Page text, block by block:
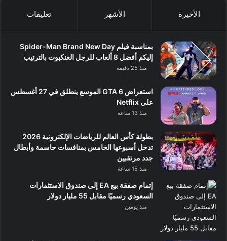
الأخيرة الأشهر تعليقات
بمناسبة فيلم Spider-Man Brand New Day
إليكم أفضل 8 ألعاب للرجل العنكبوت بالترتيب
منذ 25 دقيقة
استعراض GTA 6 الموسع ينطلق في 27 أغسطس
على Netflix
منذ 13 ساعة
بطولة كأس العالم للرياضات الإلكترونية 2026
تدخل أسبوعها الخامس بمنافسات حاسمة وأبطال
جدد مرتقبين
منذ 15 ساعة
إتمام صفقة بيع EA إلى صندوق الاستثمارات
السعودي رسميًا مقابل 55 مليار دولار
منذ يومين